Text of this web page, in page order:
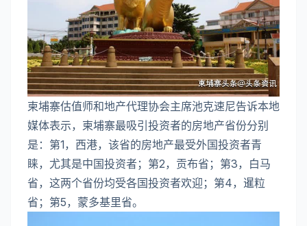
柬埔寨估值师和地产代理协会主席池克速尼告诉本地
媒体表示，柬埔寨最吸引投资者的房地产省份分别
是：第1，西港，该省的房地产最受外国投资者青
睐，尤其是中国投资者；第2，贡布省；第3，白马
省，这两个省份均受各国投资者欢迎；第4，暹粒
省；第5，蒙多基里省。